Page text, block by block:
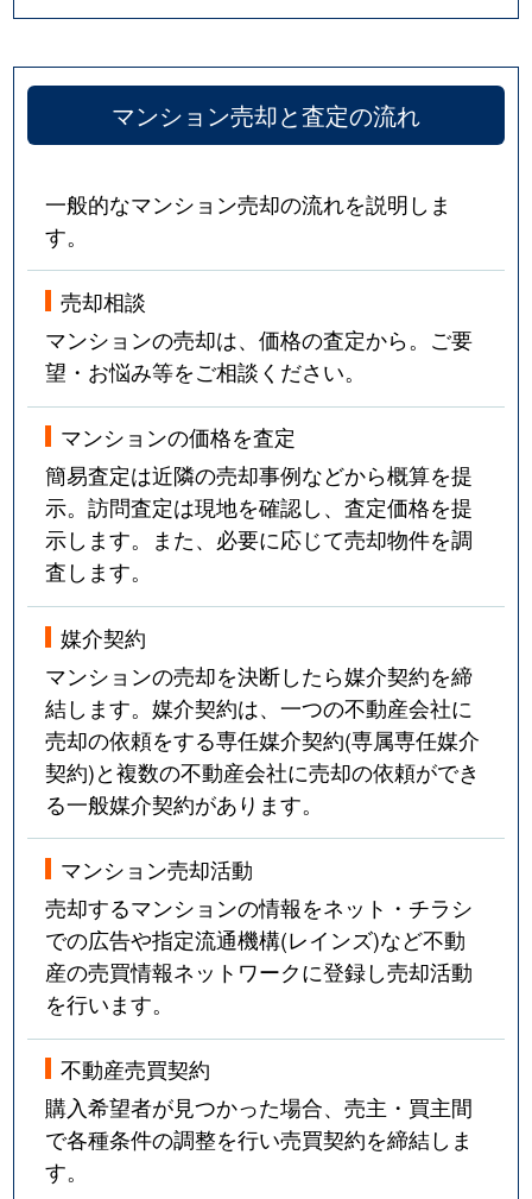
マンション売却と査定の流れ
一般的なマンション売却の流れを説明しま
す。
売却相談
マンションの売却は、価格の査定から。ご要
望・お悩み等をご相談ください。
マンションの価格を査定
簡易査定は近隣の売却事例などから概算を提
示。訪問査定は現地を確認し、査定価格を提
示します。また、必要に応じて売却物件を調
査します。
媒介契約
マンションの売却を決断したら媒介契約を締
結します。媒介契約は、一つの不動産会社に
売却の依頼をする専任媒介契約(専属専任媒介
契約)と複数の不動産会社に売却の依頼ができ
る一般媒介契約があります。
マンション売却活動
売却するマンションの情報をネット・チラシ
での広告や指定流通機構(レインズ)など不動
産の売買情報ネットワークに登録し売却活動
を行います。
不動産売買契約
購入希望者が見つかった場合、売主・買主間
で各種条件の調整を行い売買契約を締結しま
す。